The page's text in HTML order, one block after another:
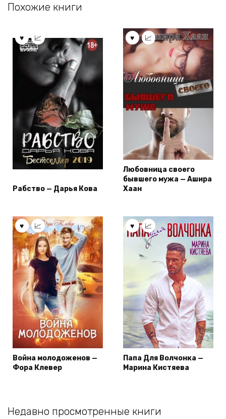
Похожие книги
Рабство — Дарья Кова
Любовница своего
бывшего мужа — Ашира
Хаан
Война молодоженов —
Фора Клевер
Папа Для Волчонка —
Марина Кистяева
Недавно просмотренные книги